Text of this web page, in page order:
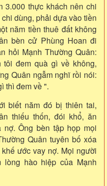
3.000 thực khách nên chi
dùng, phải dựa vào tiền
năm tiền thuê đất không
bèn cử Phùng Hoan đi
hỏi Mạnh Thường Quân:
đem quà gì về không,
Quân ngẫm nghĩ rồi nói:
thì đem về ".
biết năm đó bị thiên tai,
thiếu thốn, đói khổ, ăn
Ông bèn tập họp mọi
Quân tuyên bố xóa
ước vay nợ. Mọi người
hào hiệp của Mạnh